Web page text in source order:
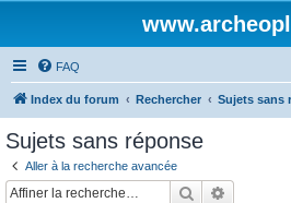
FAQ
Index du forum Rechercher Sujets sans
Sujets sans réponse
Aller à la recherche avancée
Rechercher